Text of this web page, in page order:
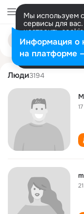
Мы используем
сервисы для
настроить
представитель.
Разрешить все
Поиск
людям
mrmr mrmrm
Люди3194
Информация о
на платформе